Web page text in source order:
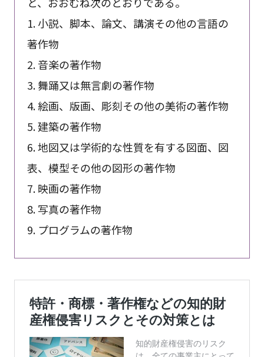
1. 小説、脚本、論文、講演その他の言語の
著作物
2. 音楽の著作物
3. 舞踊又は無言劇の著作物
4. 絵画、版画、彫刻その他の美術の著作物
5. 建築の著作物
6. 地図又は学術的な性質を有する図面、図
表、模型その他の図形の著作物
7. 映画の著作物
8. 写真の著作物
9. プログラムの著作物